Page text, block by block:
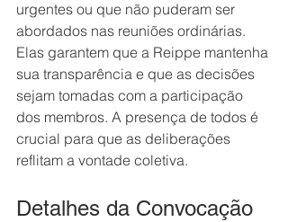
urgentes ou que não puderam ser
abordados nas reuniões ordinárias.
Elas garantem que a Reippe mantenha
sua transparência e que as decisões
sejam tomadas com a participação
dos membros. A presença de todos é
crucial para que as deliberações
reflitam a vontade coletiva.
Detalhes da Convocação